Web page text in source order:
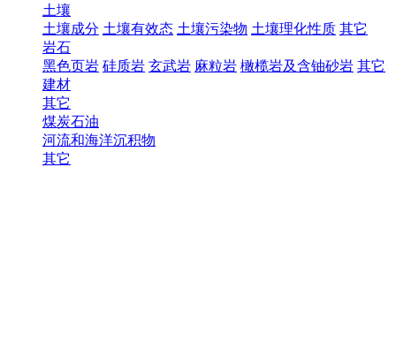
土壤
土壤成分 土壤有效态 土壤污染物 土壤理化性质 其它
岩石
黑色页岩 硅质岩 玄武岩 麻粒岩 橄榄岩及含铀砂岩 其它
建材
其它
煤炭石油
河流和海洋沉积物
其它